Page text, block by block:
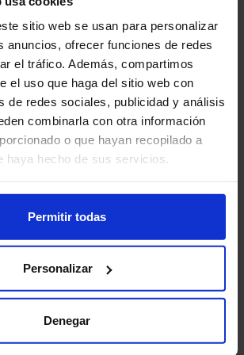
sitio web se usan para personalizar
anuncios, ofrecer funciones de redes
el tráfico. Además, compartimos
el uso que haga del sitio web con
de redes sociales, publicidad y análisis
combinarla con otra información
o que hayan recopilado a
haya hecho de sus servicios.
Permitir todas
Personalizar
Denegar
de Pupilz y la transferencia a cualquier otra
recibida de las APIs de Google se ajusta
de Usuario de los Servicios de API de Google
los requisitos de Uso Limitado.
Blog